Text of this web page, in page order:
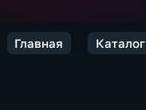
Главная Каталог